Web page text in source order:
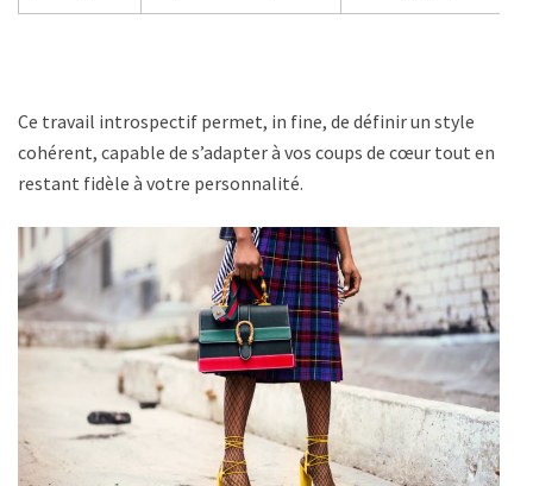
Ce travail introspectif permet, in fine, de définir un style
cohérent, capable de s’adapter à vos coups de cœur tout en
restant fidèle à votre personnalité.